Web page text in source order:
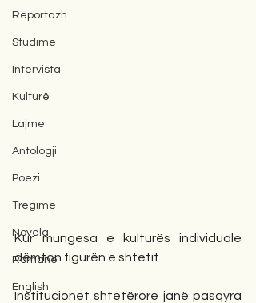
Reportazh
Studime
Intervista
Kulturë
Lajme
Antologji
Poezi
Tregime
Novela
Romane
English
Kur mungesa e kulturës individuale
dëmton figurën e shtetit
Institucionet shtetërore janë pasqyra